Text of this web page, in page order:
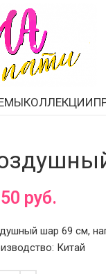
КОЛЛЕКЦИИ
руб.
шар 69 см,
Китай